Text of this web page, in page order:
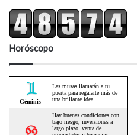
Horóscopo